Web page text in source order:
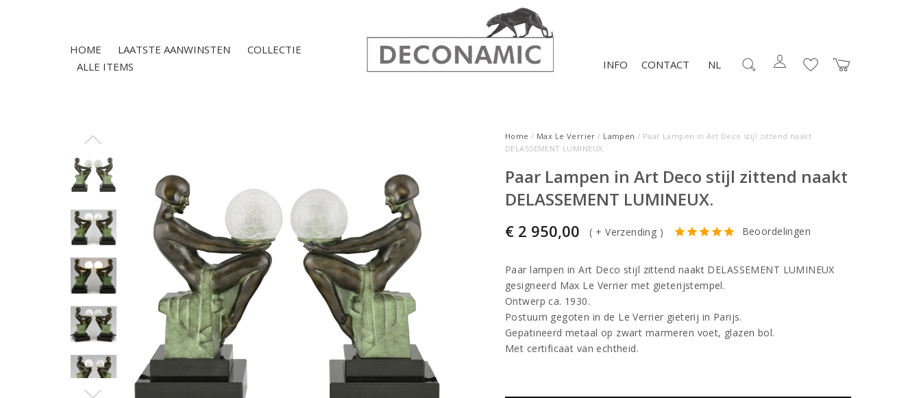
HOME LAATSTE AANWINSTEN
COLLECTIE
ALLE ITEMS
CONTACT
INFO NL
Home / Max Le Verrier / Lampen / Paar Lampen in Art Deco stijl zittend naakt
DELASSEMENT LUMINEUX.
Paar Lampen in Art Deco stijl zittend naakt
DELASSEMENT LUMINEUX.
€ 2 950,00 ( + Verzending ) Beoordelingen
Paar lampen in Art Deco stijl zittend naakt DELASSEMENT LUMINEUX
gesigneerd Max Le Verrier met gieterijstempel.
Ontwerp ca. 1930.
Postuum gegoten in de Le Verrier gieterij in Parijs.
Gepatineerd metaal op zwart marmeren voet, glazen bol.
Met certificaat van echtheid.